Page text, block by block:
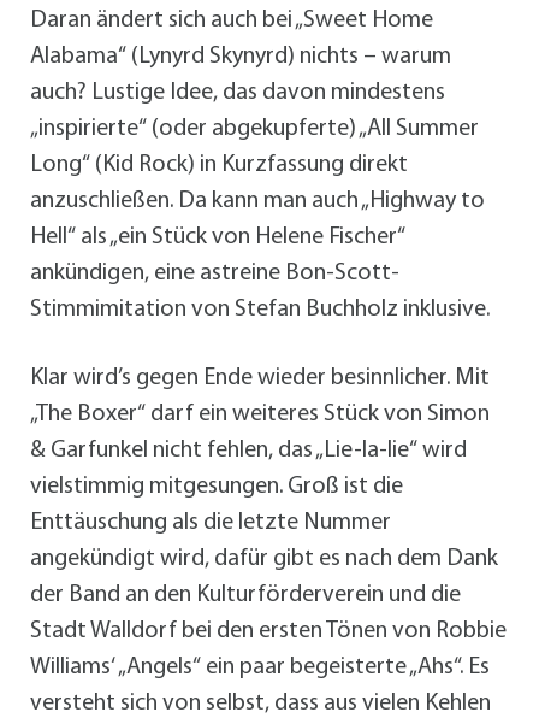
Daran ändert sich auch bei „Sweet Home
Alabama“ (Lynyrd Skynyrd) nichts – warum
auch? Lustige Idee, das davon mindestens
„inspirierte“ (oder abgekupferte) „All Summer
Long“ (Kid Rock) in Kurzfassung direkt
anzuschließen. Da kann man auch „Highway to
Hell“ als „ein Stück von Helene Fischer“
ankündigen, eine astreine Bon-Scott-
Stimmimitation von Stefan Buchholz inklusive.
Klar wird’s gegen Ende wieder besinnlicher. Mit
„The Boxer“ darf ein weiteres Stück von Simon
& Garfunkel nicht fehlen, das „Lie-la-lie“ wird
vielstimmig mitgesungen. Groß ist die
Enttäuschung als die letzte Nummer
angekündigt wird, dafür gibt es nach dem Dank
der Band an den Kulturförderverein und die
Stadt Walldorf bei den ersten Tönen von Robbie
Williams‘ „Angels“ ein paar begeisterte „Ahs“. Es
versteht sich von selbst, dass aus vielen Kehlen